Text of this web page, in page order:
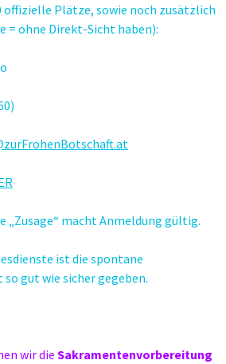
offizielle Plätze, sowie noch zusätzlich
= ohne Direkt-Sicht haben):
„Zusage“ macht Anmeldung gültig.
ist die spontane
gut wie sicher gegeben.
wir die Sakramentenvorbereitung